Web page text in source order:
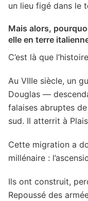
un lieu figé dans le
Mais alors,
elle en terre
C’est là que
Au VIIIe siècle, un
Douglas —
falaises abruptes
sud. Il atterrit à
Cette migration a
millénaire :
Ils ont construit,
Repoussé des